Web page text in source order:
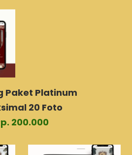
Paket Platinum
20 Foto
200.000